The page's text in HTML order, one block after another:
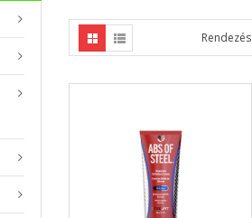
Rendezés